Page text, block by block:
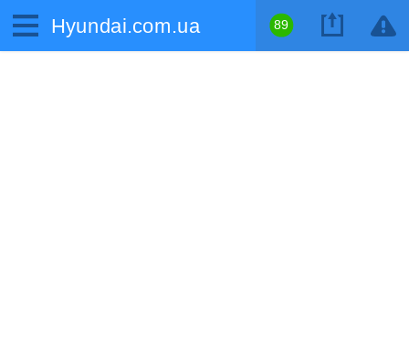
Hyundai.com.ua 89